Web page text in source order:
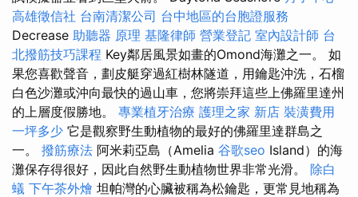
高雄徵信社 台南清潔公司 台中地區的台胞證服務
Decrease 助聽器 原理 基隆律師 營業登記 室內設計師 台
北撥筋技巧課程 Key鄰居風景如畫的Omond海灘之一。 如
果您喜歡聲音，劃皮艇穿過紅樹林隧道，用鑰匙沖洗，石榴
白色沙灘或沖向最快的過山車，您將崇拜這些上佛羅里達州
的上層度假勝地。 專業植牙治療 護理之家 新店 裝潢費用
一坪多少 它是觀察野生動植物的最好的佛羅里達群島之
一。 撥筋療法 阿米莉亞島（Amelia 谷歌seo Island）的海
灘保存得很好，因此自然野生動植物世界非常光滑。 除白
蟻 下午茶外燴 坦帕灣的心臟被稱為松鑰匙，更常見地稱為